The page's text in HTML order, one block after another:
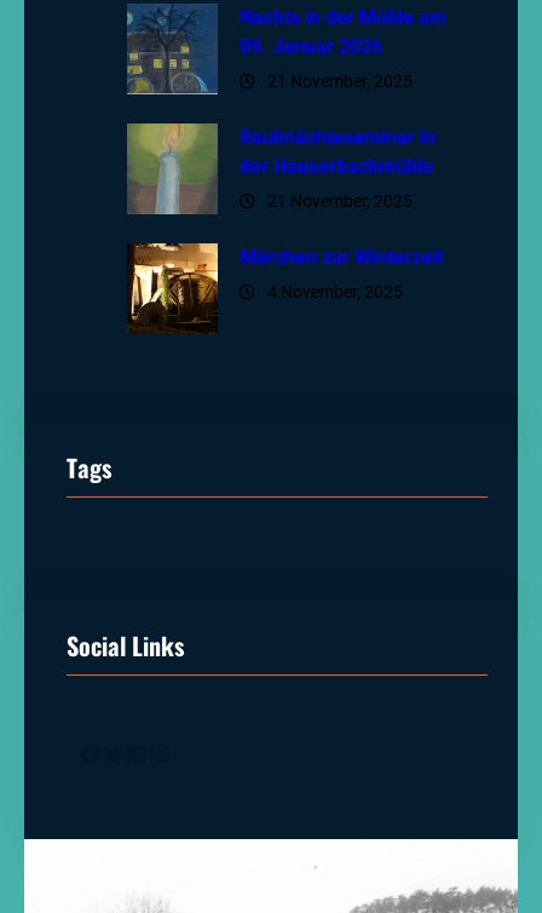
Nachts in der Mühle am
09. Januar 2026
21 November, 2025
Rauhnächteseminar in
der Hauserbachmühle
21 November, 2025
Märchen zur Winterzeit
4 November, 2025
Tags
Social Links